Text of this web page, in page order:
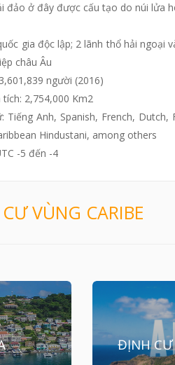
đảo ở đây được cấu tạo do núi lửa
gia độc lập; 2 lãnh thổ hải ngoại
châu Âu
người (2016)
tích: 2,754,000 Km2
Tiếng Anh, Spanish, French, Dutch,
Hindustani, among others
-5 đến -4
VÙNG CARIBE
ĐỊNH CƯ